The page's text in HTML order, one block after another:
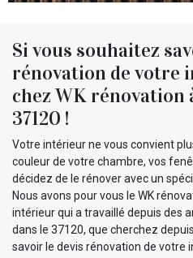
Si vous souhaitez
rénovation de votre
chez WK rénovation
37120 !
Votre intérieur ne vous convient
couleur de votre chambre, vos
décidez de le rénover avec un
Nous avons pour vous le WK
intérieur qui a travaillé depuis des
dans le 37120, que cherchez
savoir le devis rénovation de votre